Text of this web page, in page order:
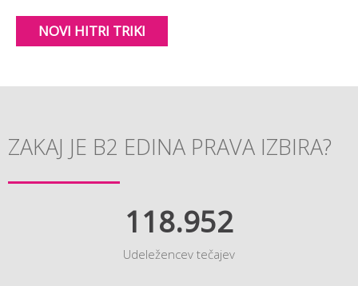
NOVI HITRI TRIKI
ZAKAJ JE B2 EDINA PRAVA IZBIRA?
118.952
Udeležencev tečajev